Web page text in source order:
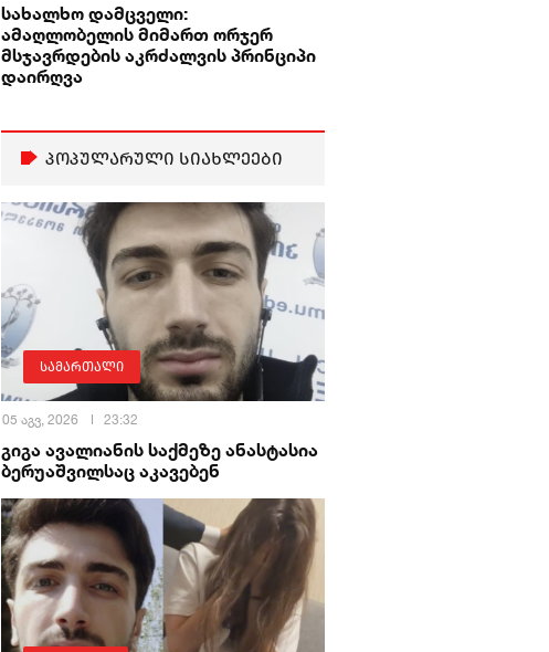
სახალხო დამცველი:
ამაღლობელის მიმართ ორჯერ
მსჯავრდების აკრძალვის პრინციპი
დაირღვა
პოპულარული სიახლეები
სამართალი
05 აგვ, 2026 23:32
გიგა ავალიანის საქმეზე ანასტასია
ბერუაშვილსაც აკავებენ